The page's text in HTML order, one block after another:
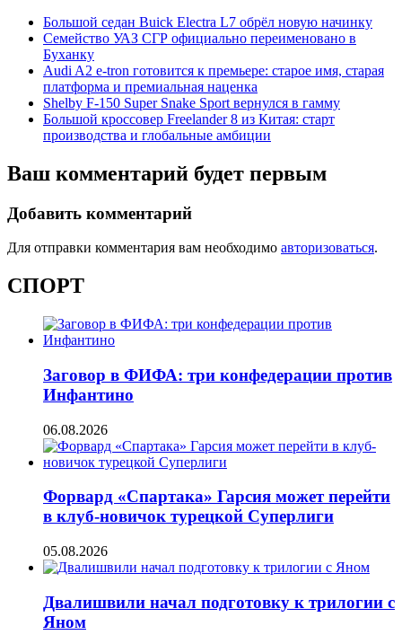
Большой седан Buick Electra L7 обрёл новую начинку
Семейство УАЗ СГР официально переименовано в
Буханку
Audi A2 e-tron готовится к премьере: старое имя, старая
платформа и премиальная наценка
Shelby F-150 Super Snake Sport вернулся в гамму
Большой кроссовер Freelander 8 из Китая: старт
производства и глобальные амбиции
Ваш комментарий будет первым
Добавить комментарий
Для отправки комментария вам необходимо авторизоваться.
СПОРТ
Заговор в ФИФА: три конфедерации против
Инфантино
06.08.2026
Форвард «Спартака» Гарсия может перейти
в клуб-новичок турецкой Суперлиги
05.08.2026
Двалишвили начал подготовку к трилогии с
Яном